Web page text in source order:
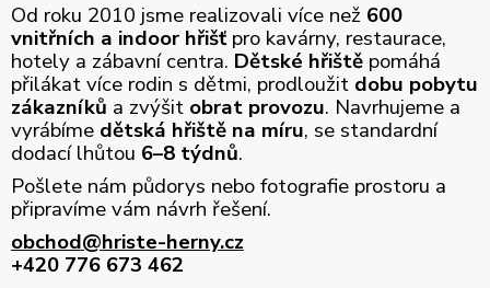
Od roku 2010 jsme realizovali více než 600
vnitřních a indoor hřišťpro kavárny, restaurace,
hotely a zábavní centra. Dětské hřiště pomáhá
přilákat více rodin s dětmi, prodloužit dobu pobytu
zákazníků a zvýšit obrat provozu. Navrhujeme a
vyrábíme dětská hřiště na míru, se standardní
dodací lhůtou 6–8 týdnů.
Pošlete nám půdorys nebo fotografie prostoru a
připravíme vám návrh řešení.
obchod@hriste-herny.cz
+420 776 673 462